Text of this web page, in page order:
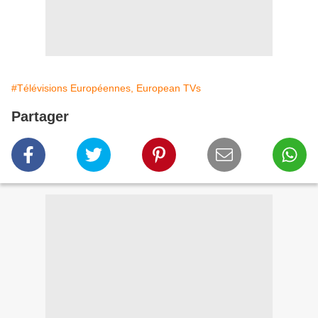
#Télévisions Européennes, European TVs
Partager